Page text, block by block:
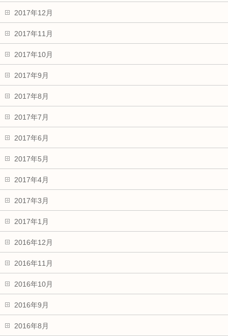
2017年12月
2017年11月
2017年10月
2017年9月
2017年8月
2017年7月
2017年6月
2017年5月
2017年4月
2017年3月
2017年1月
2016年12月
2016年11月
2016年10月
2016年9月
2016年8月